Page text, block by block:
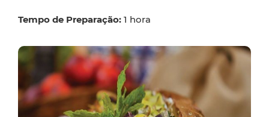
Tempo de Preparação: 1 hora